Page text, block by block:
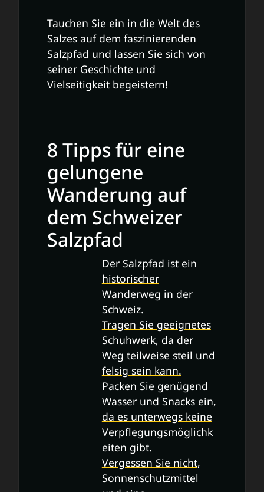
Tauchen Sie ein in die Welt des
Salzes auf dem faszinierenden
Salzpfad und lassen Sie sich von
seiner Geschichte und
Vielseitigkeit begeistern!
8 Tipps für eine
gelungene
Wanderung auf
dem Schweizer
Salzpfad
Der Salzpfad ist ein
historischer
Wanderweg in der
Schweiz.
Tragen Sie geeignetes
Schuhwerk, da der
Weg teilweise steil und
felsig sein kann.
Packen Sie genügend
Wasser und Snacks ein,
da es unterwegs keine
Verpflegungsmöglichk
eiten gibt.
Vergessen Sie nicht,
Sonnenschutzmittel